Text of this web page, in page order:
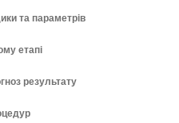
та параметрів
етапі
результату